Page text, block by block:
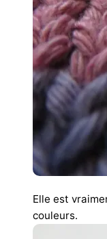
Elle est
couleurs.